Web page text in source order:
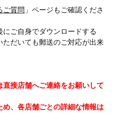
ご質問 」ページもご確認くださ
ご自身でダウンロードする
だいても郵送のご対応が出来
接店舗へご連絡をお願いして
、各店舗ごとの詳細な情報は